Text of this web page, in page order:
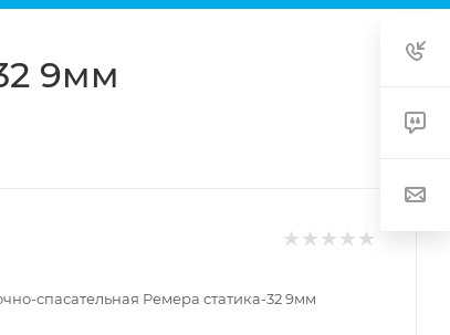
9мм
спасательная Ремера статика-32 9мм